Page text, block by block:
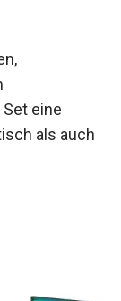
eine
als auch